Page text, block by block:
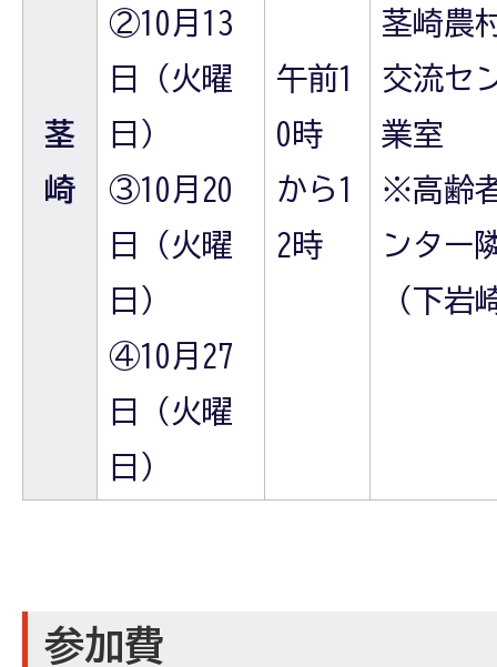
茎
崎
②10月13
日（火曜
日）
③10月20
日（火曜
日）
④10月27
日（火曜
日）
午前1
0時
から1
2時
茎崎農
交流セ
業室
※高齢
ンター
（下岩
参加費